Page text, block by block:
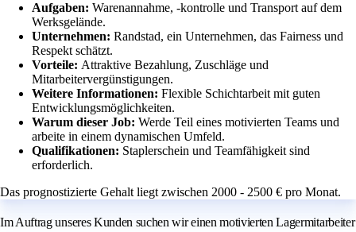
Aufgaben: Warenannahme, -kontrolle und Transport auf dem
Werksgelände.
Unternehmen: Randstad, ein Unternehmen, das Fairness und
Respekt schätzt.
Vorteile: Attraktive Bezahlung, Zuschläge und
Mitarbeitervergünstigungen.
Weitere Informationen: Flexible Schichtarbeit mit guten
Entwicklungsmöglichkeiten.
Warum dieser Job: Werde Teil eines motivierten Teams und
arbeite in einem dynamischen Umfeld.
Qualifikationen: Staplerschein und Teamfähigkeit sind
erforderlich.
Das prognostizierte Gehalt liegt zwischen 2000 - 2500 € pro Monat.
Im Auftrag unseres Kunden suchen wir einen motivierten Lagermitarbeiter